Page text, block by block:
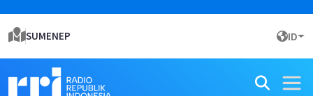
SUMENEP ID